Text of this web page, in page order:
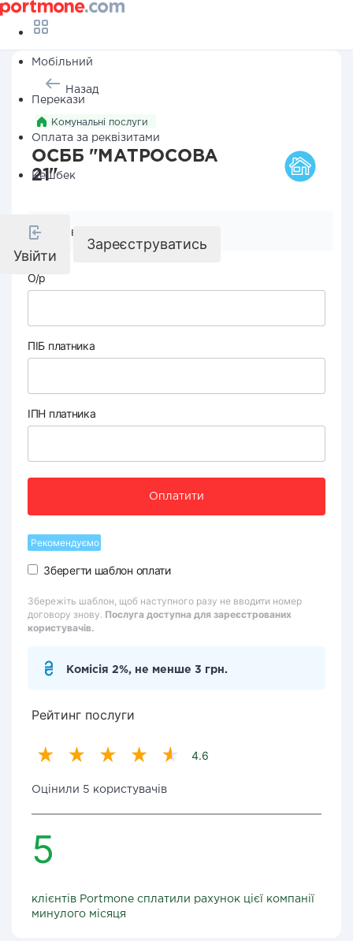
Мобільний
Перекази
Оплата за реквізитами
Кешбек
Увійти
Зареєструватись
Назад
Комунальні послуги
ОСББ "МАТРОСОВА
21"
Реквізити компанії
О/р
ПІБ платника
ІПН платника
Оплатити
Рекомендуємо
Зберегти шаблон оплати
Збережіть шаблон, щоб наступного разу не вводити номер
договору знову. Послуга доступна для зареєстрованих
користувачів.
Комісія 2%, не менше 3 грн.
Рейтинг послуги
4.6
Оцінили 5 користувачів
5
клієнтів Portmone сплатили рахунок цієї компанії
минулого місяця